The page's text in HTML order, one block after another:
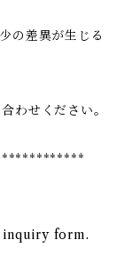
の差異が生じる
わせください。
form.